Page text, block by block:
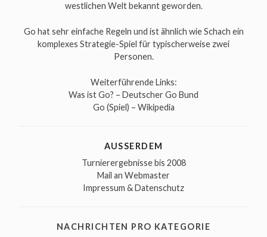
westlichen Welt bekannt geworden.
Go hat sehr einfache Regeln und ist ähnlich wie Schach ein
komplexes Strategie-Spiel für typischerweise zwei
Personen.
Weiterführende Links:
Was ist Go? – Deutscher Go Bund
Go (Spiel) – Wikipedia
AUSSERDEM
Turnierergebnisse bis 2008
Mail an Webmaster
Impressum & Datenschutz
NACHRICHTEN PRO KATEGORIE